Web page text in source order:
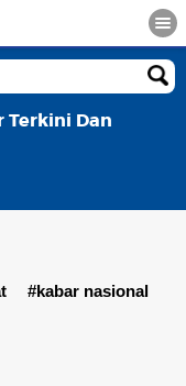
Terkini Dan
#kabar nasional